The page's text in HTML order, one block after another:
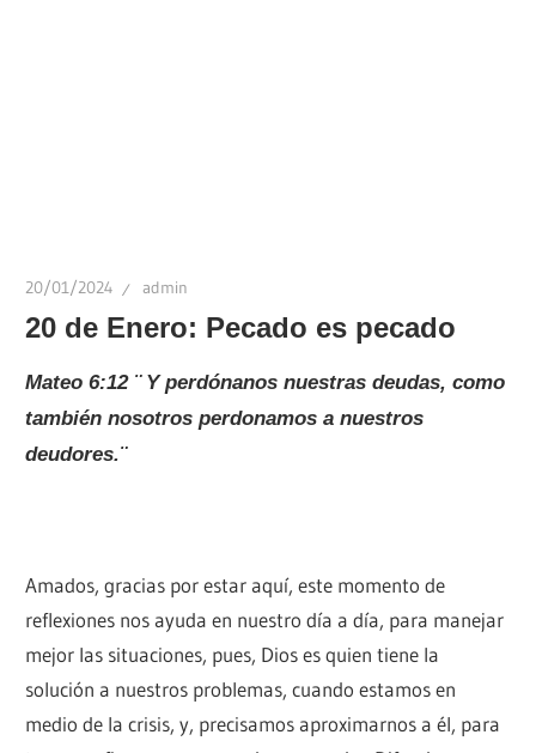
20/01/2024 admin
20 de Enero: Pecado es pecado
Mateo 6:12 ¨ Y perdónanos nuestras deudas, como
también nosotros perdonamos a nuestros
deudores.¨
Amados, gracias por estar aquí, este momento de
reflexiones nos ayuda en nuestro día a día, para manejar
mejor las situaciones, pues, Dios es quien tiene la
solución a nuestros problemas, cuando estamos en
medio de la crisis, y, precisamos aproximarnos a él, para